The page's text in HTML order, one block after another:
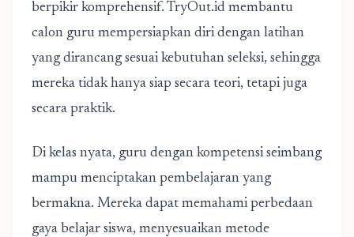
berpikir komprehensif. TryOut.id membantu
calon guru mempersiapkan diri dengan latihan
yang dirancang sesuai kebutuhan seleksi, sehingga
mereka tidak hanya siap secara teori, tetapi juga
secara praktik.
Di kelas nyata, guru dengan kompetensi seimbang
mampu menciptakan pembelajaran yang
bermakna. Mereka dapat memahami perbedaan
gaya belajar siswa, menyesuaikan metode